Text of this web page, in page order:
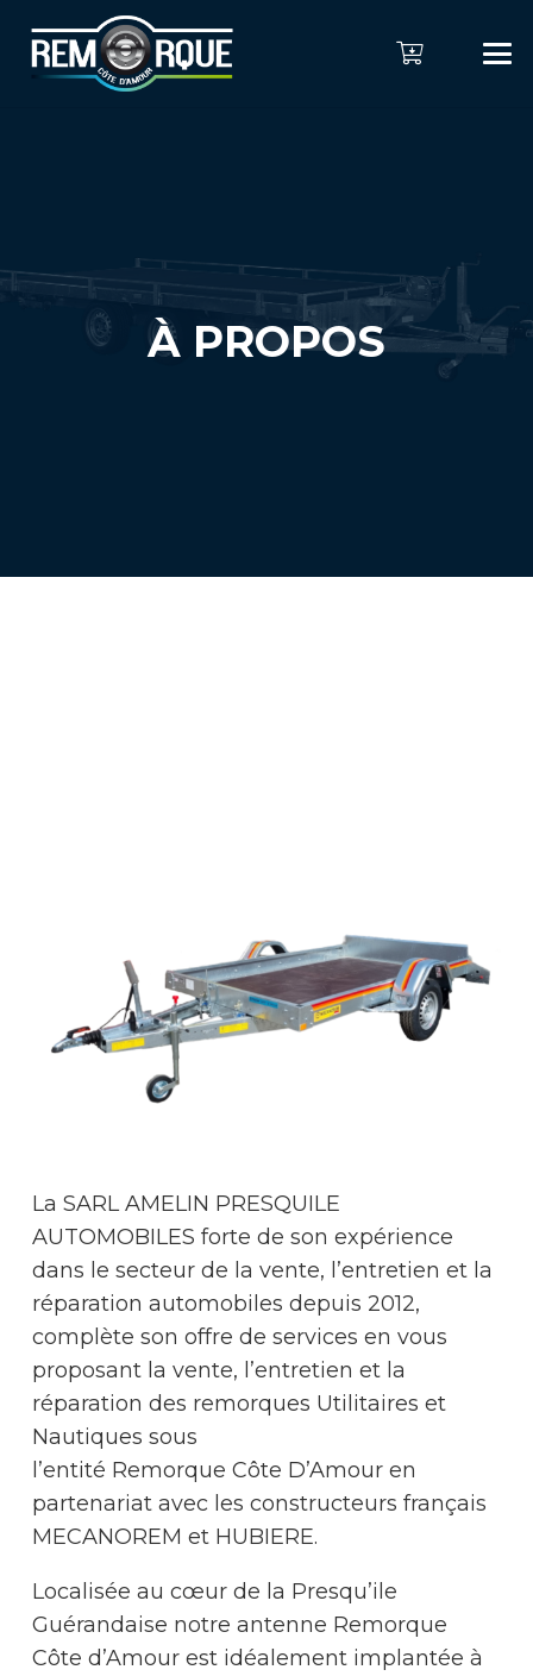
À PROPOS
La SARL AMELIN PRESQUILE
AUTOMOBILES forte de son expérience
dans le secteur de la vente, l’entretien et la
réparation automobiles depuis 2012,
complète son offre de services en vous
proposant la vente, l’entretien et la
réparation des remorques Utilitaires et
Nautiques sous
l’entité Remorque Côte D’Amour en
partenariat avec les constructeurs français
MECANOREM et HUBIERE.
Localisée au cœur de la Presqu’ile
Guérandaise notre antenne Remorque
Côte d’Amour est idéalement implantée à